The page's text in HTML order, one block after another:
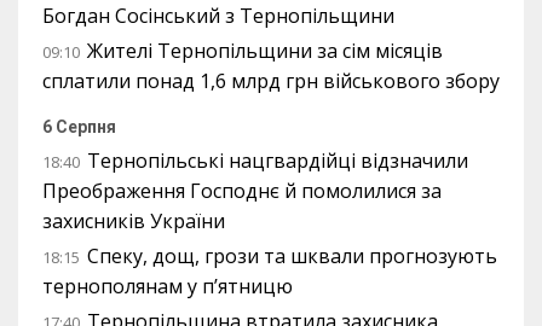
Богдан Сосінський з Тернопільщини
09:10 Жителі Тернопільщини за сім місяців
сплатили понад 1,6 млрд грн військового збору
6 Серпня
18:40 Тернопільські нацгвардійці відзначили
Преображення Господнє й помолилися за
захисників України
18:15 Спеку, дощ, грози та шквали прогнозують
тернополянам у п’ятницю
Тернопільщина втратила захисника